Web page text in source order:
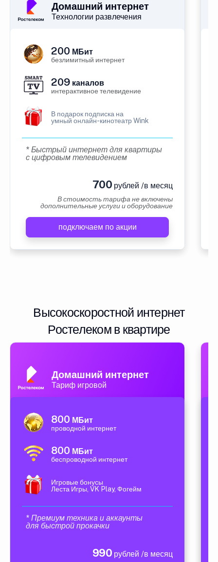
Домашний интернет
Технологии развлечения
200 МБит
безлимитный интернет
209 каналов
интерактивное телевидение
В подарок подписка на
умный онлайн-кинотеатр Wink
* Быстрый интернет для квартиры
с цифровым телевидением
700 рублей /в месяц
В стоимость тарифа не включены
дополнительные услуги и оборудование
подключаем по акции
Высокоскоростной интернет
Ростелеком в квартире
Домашний интернет
Тариф игровой
800 МБит
проводной интернет
800 МБит
беспроводной интернет
Игровые бонусы
Леста Игры, VK Play, Фогейм
* Премиум техника и аккаунты
для быстрой прокачки
990 рублей /в месяц